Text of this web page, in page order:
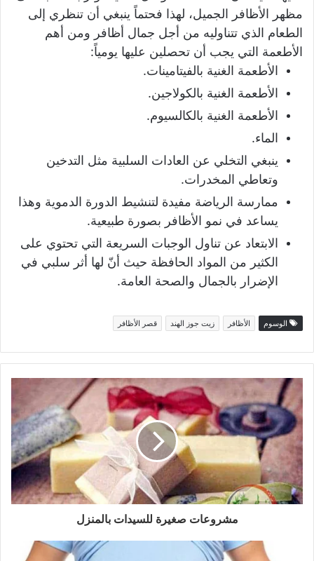
مظهر الأظافر الجميل، لهذا فحتماً ينبغي أن تنظري إلى
الطعام الذي تتناوليه من أجل جمال أظافر ومن أهم
الأطعمة التي يجب أن تحصلين عليها يومياً:
الأطعمة الغنية بالفيتامينات.
الأطعمة الغنية بالكولاجين.
الأطعمة الغنية بالكالسيوم.
الماء.
ينبغي التخلي عن العادات السلبية مثل التدخين
وتعاطي المخدرات.
ممارسة الرياضة مفيدة لتنشيط الدورة الدموية وهذا
يساعد في نمو الأظافر بصورة طبيعية.
الابتعاد عن تناول الوجبات السريعة التي تحتوي على
الكثير من المواد الحافظة حيث أنّ لها أثر سلبي في
الإضرار بالجمال والصحة العامة.
الوسوم الأظافر زيت جوز الهند قصر الأظافر
مشروعات صغيرة للسيدات بالمنزل